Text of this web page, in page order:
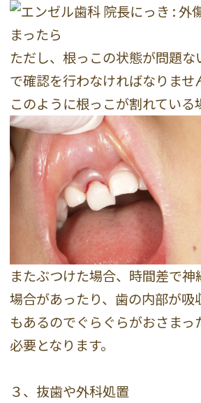
ただし、根っこの状態が問題
で確認を行わなければなりませ
このように根っこが割れている
またぶつけた場合、時間差で神
場合があったり、歯の内部が吸
もあるのでぐらぐらがおさま
必要となります。
３、抜歯や外科処置